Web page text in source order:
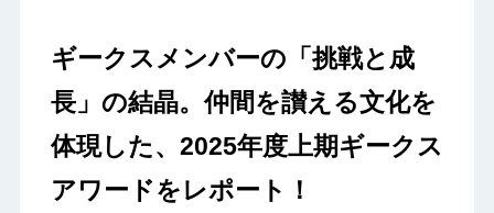
ギークスメンバーの「挑戦と成
長」の結晶。仲間を讃える文化を
体現した、2025年度上期ギークス
アワードをレポート！